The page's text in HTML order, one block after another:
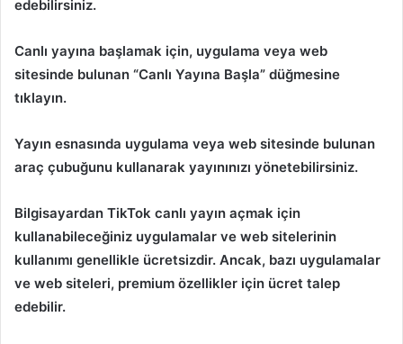
edebilirsiniz.
Canlı yayına başlamak için, uygulama veya web
sitesinde bulunan “Canlı Yayına Başla” düğmesine
tıklayın.
Yayın esnasında uygulama veya web sitesinde bulunan
araç çubuğunu kullanarak yayınınızı yönetebilirsiniz.
Bilgisayardan TikTok canlı yayın açmak için
kullanabileceğiniz uygulamalar ve web sitelerinin
kullanımı genellikle ücretsizdir. Ancak, bazı uygulamalar
ve web siteleri, premium özellikler için ücret talep
edebilir.